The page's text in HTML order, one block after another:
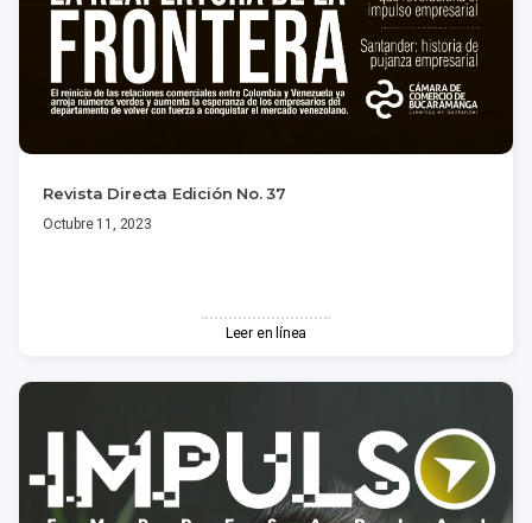
Revista Directa Edición No. 37
Octubre 11, 2023
Leer en línea